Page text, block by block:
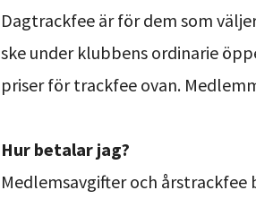
Dagtrackfee är för dem som
ske under klubbens ordinarie
priser för trackfee ovan.
Hur betalar jag?
Medlemsavgifter och